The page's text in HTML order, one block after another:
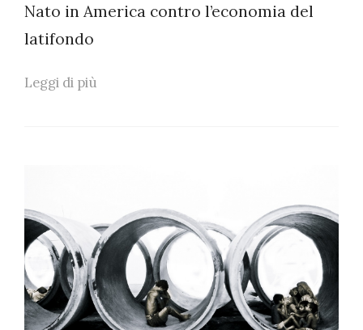
Nato in America contro l’economia del
latifondo
Leggi di più